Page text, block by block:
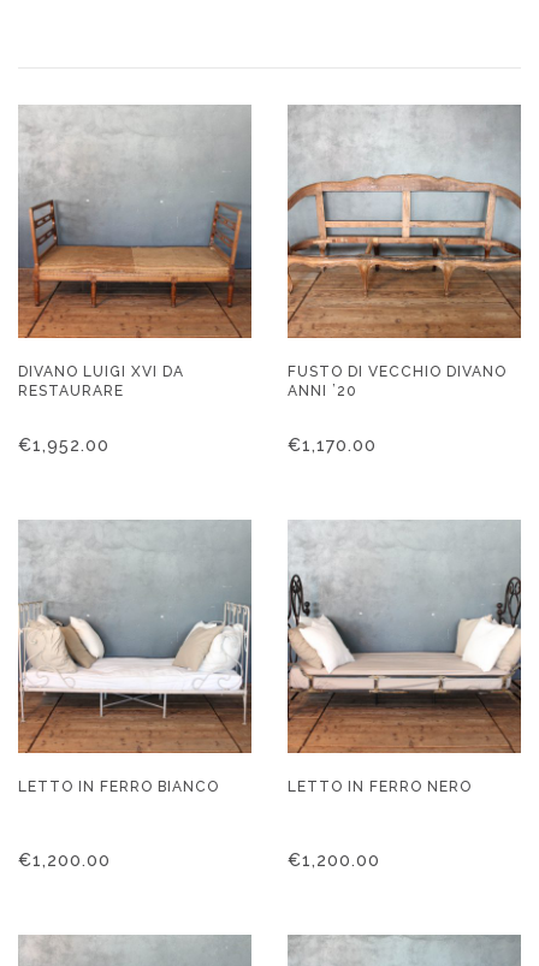
DIVANO LUIGI XVI DA
RESTAURARE
€1,952.00
FUSTO DI VECCHIO DIVANO
ANNI ’20
€1,170.00
LETTO IN FERRO BIANCO
€1,200.00
LETTO IN FERRO NERO
€1,200.00